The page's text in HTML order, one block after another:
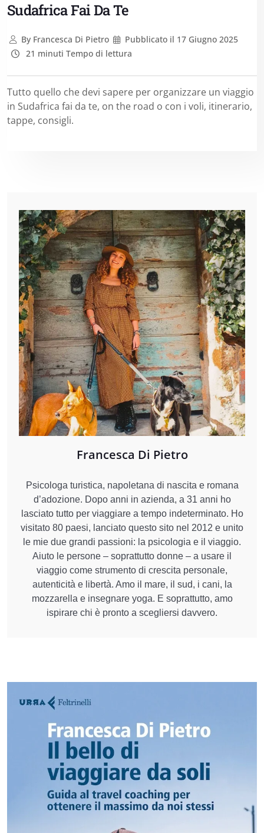
Sudafrica Fai Da Te
ByFrancesca Di Pietro Pubblicato il 17 Giugno 2025
21 minuti Tempo di lettura
Tutto quello che devi sapere per organizzare un viaggio
in Sudafrica fai da te, on the road o con i voli, itinerario,
tappe, consigli.
Francesca Di Pietro
Psicologa turistica, napoletana di nascita e romana
d’adozione. Dopo anni in azienda, a 31 anni ho
lasciato tutto per viaggiare a tempo indeterminato. Ho
visitato 80 paesi, lanciato questo sito nel 2012 e unito
le mie due grandi passioni: la psicologia e il viaggio.
Aiuto le persone – soprattutto donne – a usare il
viaggio come strumento di crescita personale,
autenticità e libertà. Amo il mare, il sud, i cani, la
mozzarella e insegnare yoga. E soprattutto, amo
ispirare chi è pronto a scegliersi davvero.